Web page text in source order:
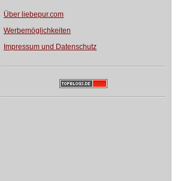
Über liebepur.com
Werbemöglichkeiten
Impressum und Datenschutz